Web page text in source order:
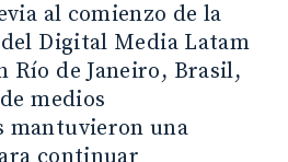
al comienzo de la
Digital Media Latam
Río de Janeiro, Brasil,
medios
mantuvieron una